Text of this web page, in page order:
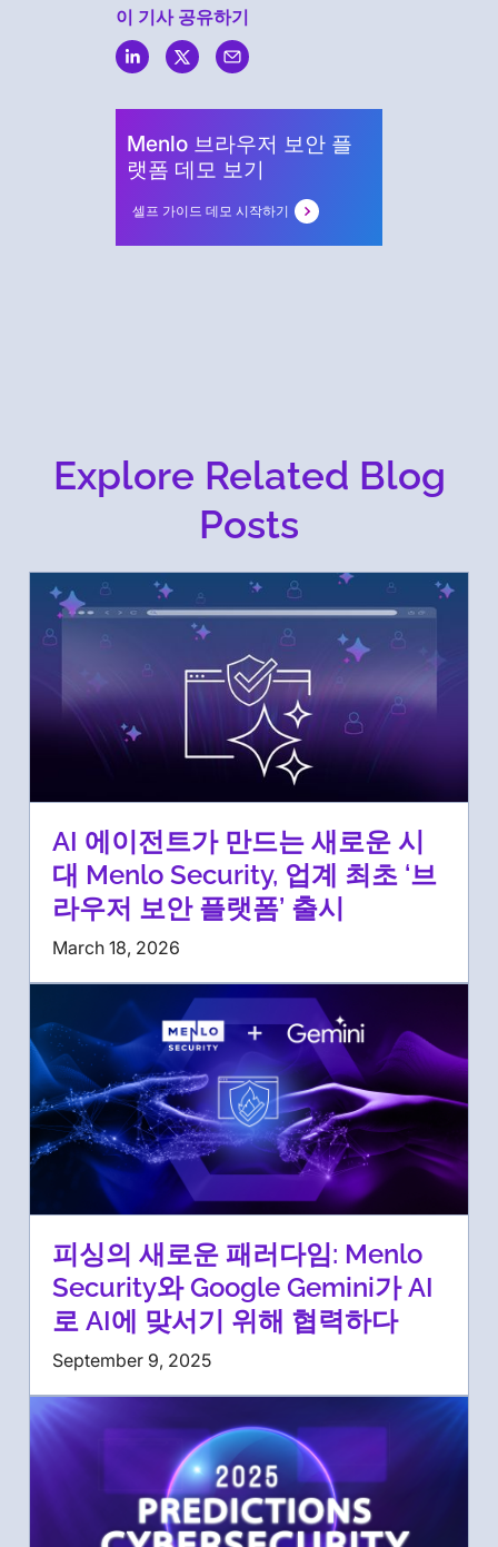
이 기사 공유하기
Menlo 브라우저 보안 플
랫폼 데모 보기
셀프 가이드 데모 시작하기
Explore Related Blog
Posts
AI 에이전트가 만드는 새로운 시
대 Menlo Security, 업계 최초 ‘브
라우저 보안 플랫폼’ 출시
March 18, 2026
피싱의 새로운 패러다임: Menlo
Security와 Google Gemini가 AI
로 AI에 맞서기 위해 협력하다
September 9, 2025